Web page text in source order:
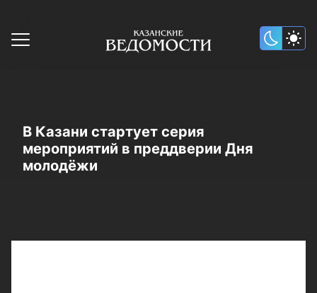
В Казани стартует серия
мероприятий в преддверии Дня
молодёжи